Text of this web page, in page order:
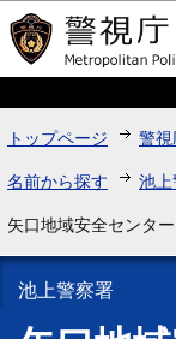
トップページ 警視
名前から探す 池上
矢口地域安全センター
池上警察署